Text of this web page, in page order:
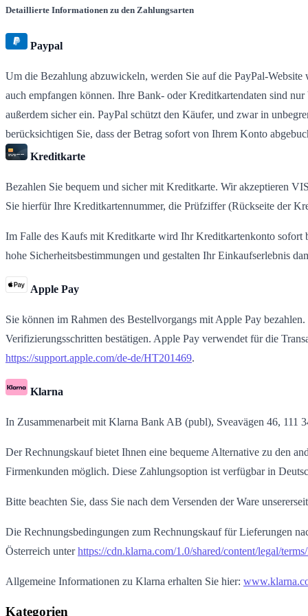
Detaillierte Informationen zu den Zahlungsarten
Paypal
Um die Bezahlung abzuwickeln, werden Sie auf die PayPal-
auch empfangen können. Ihre Bank- oder Kreditkartendaten sind
außerdem sicher ein. PayPal schützt den Käufer, und zwar in
berücksichtigen Sie, dass der Betrag sofort von Ihrem Konto
Kreditkarte
Bezahlen Sie bequem und sicher mit Kreditkarte. Wir akzeptieren
Sie hierfür Ihre Kreditkartennummer, die Prüfziffer (Rückseite der
Im Falle des Kaufs mit Kreditkarte wird Ihr Kreditkartenkonto sofort
hohe Sicherheitsbestimmungen und gestalten Ihr Einkaufserlebnis
Apple Pay
Sie können im Rahmen des Bestellvorgangs mit Apple Pay
Verifizierungsschritten bestätigen. Apple Pay verwendet für die
https://support.apple.com/de-de/HT201469.
Klarna
In Zusammenarbeit mit Klarna Bank AB (publ), Sveavägen 46, 111
Der Rechnungskauf bietet Ihnen eine bequeme Alternative zu den
Firmenkunden möglich. Diese Zahlungsoption ist verfügbar in
Bitte beachten Sie, dass Sie nach dem Versenden der Ware
Die Rechnungsbedingungen zum Rechnungskauf für Lieferungen
Österreich unterhttps://cdn.klarna.com/1.0/shared/content/legal/
Allgemeine Informationen zu Klarna erhalten Sie hier:
Kategorien